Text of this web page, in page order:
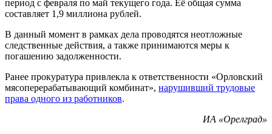
период с февраля по май текущего года. Её общая сумма
составляет 1,9 миллиона рублей.
В данный момент в рамках дела проводятся неотложные
следственные действия, а также принимаются меры к
погашению задолженности.
Ранее прокуратура привлекла к ответственности «Орловский
мясоперерабатывающий комбинат», нарушивший трудовые
права одного из работников.
ИА «Орелград»